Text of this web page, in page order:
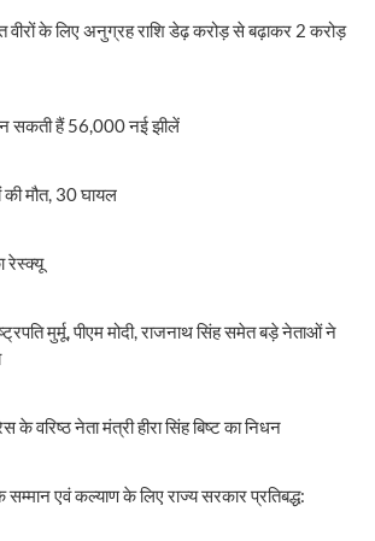
वीरों के लिए अनुग्रह राशि डेढ़ करोड़ से बढ़ाकर 2 करोड़
सकती हैं 56,000 नई झीलें
मौत, 30 घायल
रेस्क्यू
मुर्मू, पीएम मोदी, राजनाथ सिंह समेत बड़े नेताओं ने
के वरिष्ठ नेता मंत्री हीरा सिंह बिष्ट का निधन
एवं कल्याण के लिए राज्य सरकार प्रतिबद्ध: